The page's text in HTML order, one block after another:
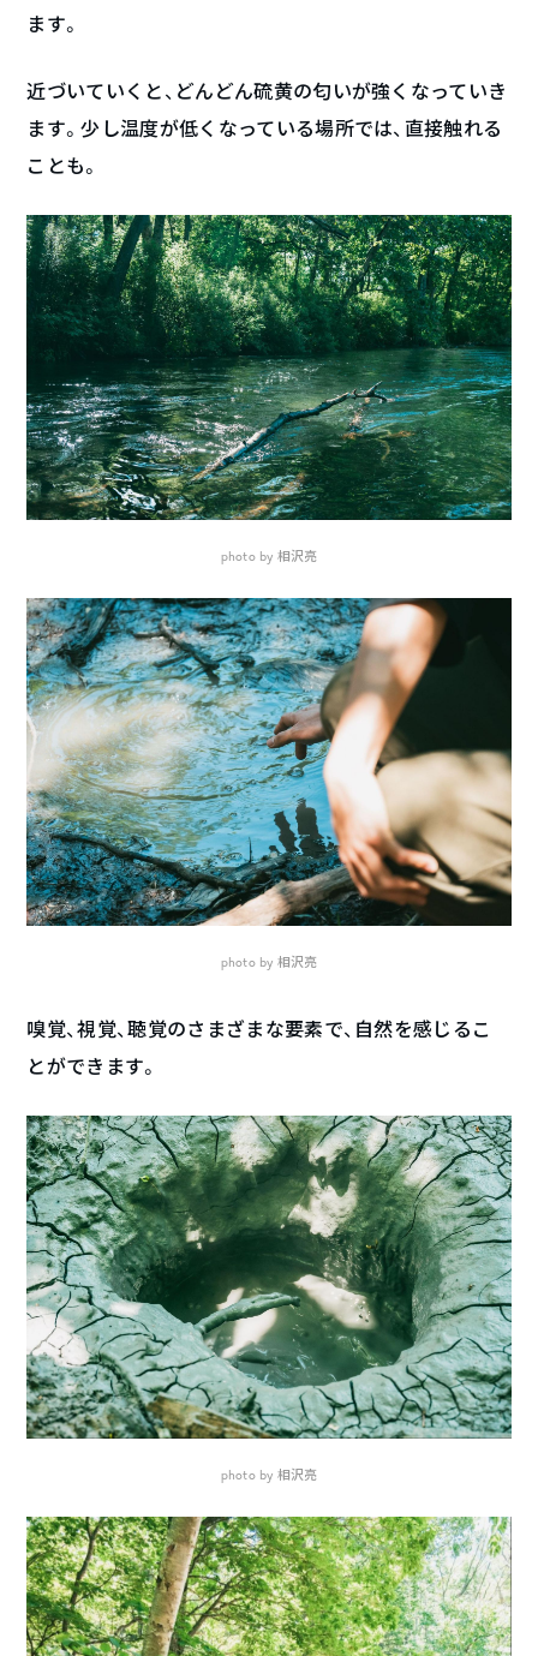
ます。
近づいていくと、どんどん硫黄の匂いが強くなっていき
ます。少し温度が低くなっている場所では、直接触れる
ことも。
photo by 相沢亮
photo by 相沢亮
嗅覚、視覚、聴覚のさまざまな要素で、自然を感じるこ
とができます。
photo by 相沢亮